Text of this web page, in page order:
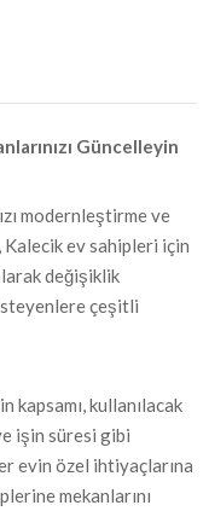
Güncelleyin
modernleştirme ve
Kalecik ev sahipleri için
değişiklik
çeşitli
kapsamı, kullanılacak
işin süresi gibi
evin özel ihtiyaçlarına
mekanlarını